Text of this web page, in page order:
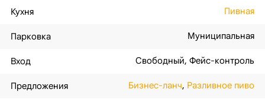
Кухня Пивная
Парковка Муниципальная
Вход Свободный,Фейс-контроль
Предложения Бизнес-ланч, Разливное пиво